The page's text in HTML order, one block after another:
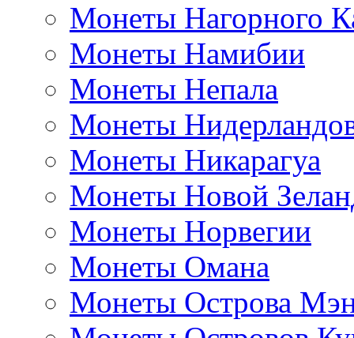
Монеты Нагорного
Монеты Намибии
Монеты Непала
Монеты
Монеты Никарагуа
Монеты Новой
Монеты Норвегии
Монеты Омана
Монеты Острова